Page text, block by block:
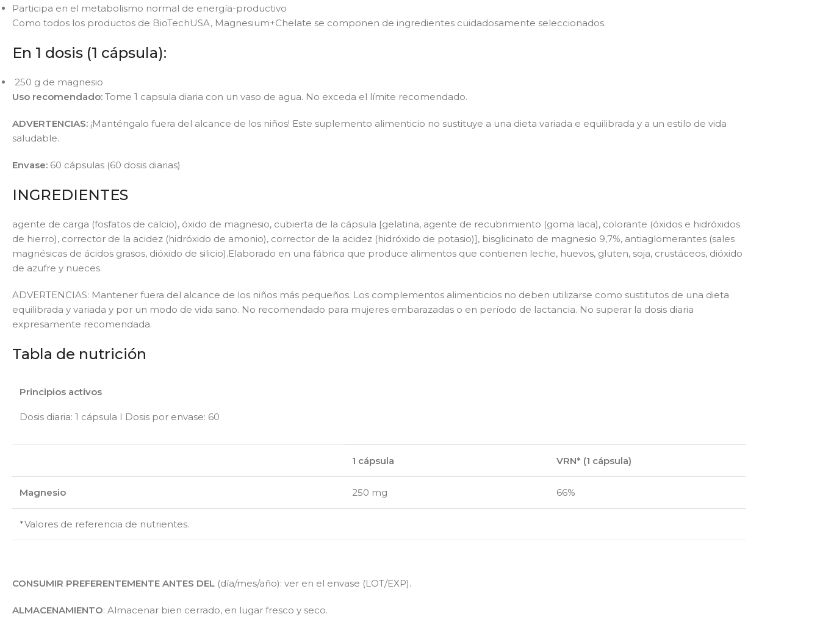
Participa en el metabolismo normal de energía-productivo
Como todos los productos de BioTechUSA, Magnesium+Chelate se componen de ingredientes cuidadosamente seleccionados.
En 1 dosis (1 cápsula):
250 g de magnesio
Uso recomendado: Tome 1 capsula diaria con un vaso de agua. No exceda el límite recomendado.
ADVERTENCIAS: ¡Manténgalo fuera del alcance de los niños! Este suplemento alimenticio no sustituye a una dieta variada e equilibrada y a un estilo de vida
saludable.
Envase: 60 cápsulas (60 dosis diarias)
INGREDIENTES
agente de carga (fosfatos de calcio), óxido de magnesio, cubierta de la cápsula [gelatina, agente de recubrimiento (goma laca), colorante (óxidos e hidróxidos
de hierro), corrector de la acidez (hidróxido de amonio), corrector de la acidez (hidróxido de potasio)], bisglicinato de magnesio 9,7%, antiaglomerantes (sales
magnésicas de ácidos grasos, dióxido de silicio).Elaborado en una fábrica que produce alimentos que contienen leche, huevos, gluten, soja, crustáceos, dióxido
de azufre y nueces.
ADVERTENCIAS: Mantener fuera del alcance de los niños más pequeños. Los complementos alimenticios no deben utilizarse como sustitutos de una dieta
equilibrada y variada y por un modo de vida sano. No recomendado para mujeres embarazadas o en período de lactancia. No superar la dosis diaria
expresamente recomendada.
Tabla de nutrición
Principios activos
Dosis diaria: 1 cápsula I Dosis por envase: 60
1 cápsula VRN* (1 cápsula)
Magnesio 250 mg 66%
*Valores de referencia de nutrientes.
CONSUMIR PREFERENTEMENTE ANTES DEL (día/mes/año): ver en el envase (LOT/EXP).
ALMACENAMIENTO: Almacenar bien cerrado, en lugar fresco y seco.